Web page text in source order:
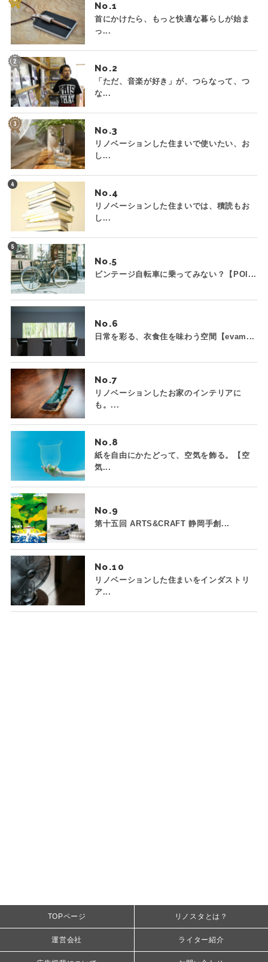
No.
首にかけたら、もっと快適な暮らしが始ま
っ...
No.
「ただ、音楽が好き」が、つらなって、つ
な...
No.
リノベーションした住まいで使いたい、お
し...
No.
リノベーションした住まいでは、積読もお
し...
No.
ビンテージ自転車に乗ってみない？【POI...
No.
日常を彩る、衣食住を味わう空間【evam...
No.
リノベーションしたお家のインテリアに
も。...
No.
紙を自由にかたどって、空気を飾る。【空
気...
No.
第十五回 ARTS&CRAFT 静岡手創...
No.
リノベーションした住まいをインダストリ
ア...
TOPページ リノスタとは？
運営会社 ライター紹介